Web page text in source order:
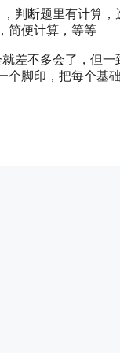
判断题里有计算
简便计算，等等
差不多会了，但
脚印，把每个基